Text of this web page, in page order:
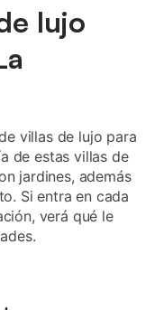
lujo
villas de lujo para
de estas villas de
jardines, además
Si entra en cada
verá qué le